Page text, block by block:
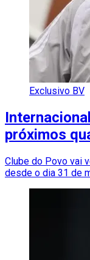
Exclusivo BV
próximos
Clube do Povo vai
desde o dia 31 de